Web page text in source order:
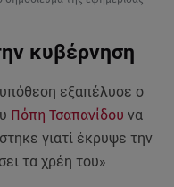
κυβέρνηση
εξαπέλυσε ο
Πόπη Τσαπανίδου να
γιατί έκρυψε την
τα χρέη του»